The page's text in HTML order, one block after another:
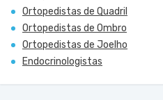
Ortopedistas de Quadril
Ortopedistas de Ombro
Ortopedistas de Joelho
Endocrinologistas